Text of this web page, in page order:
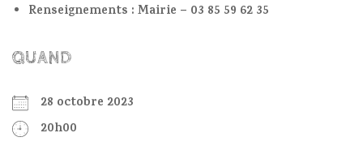
Renseignements : Mairie – 03 85 59 62 35
QUAND
28 octobre 2023
20h00